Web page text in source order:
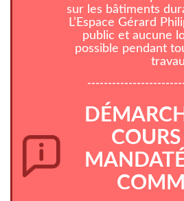
sur les bâtiments
L’Espace Gérard
public et aucune
possible pendant